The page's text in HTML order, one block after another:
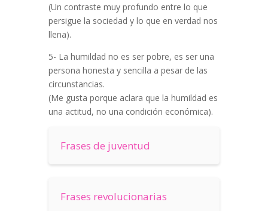
(Un contraste muy profundo entre lo que
persigue la sociedad y lo que en verdad nos
llena).
5- La humildad no es ser pobre, es ser una
persona honesta y sencilla a pesar de las
circunstancias.
(Me gusta porque aclara que la humildad es
una actitud, no una condición económica).
Frases de juventud
Frases revolucionarias